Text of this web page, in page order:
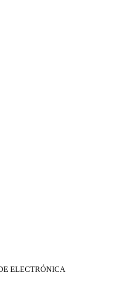
ELECTRÓNICA